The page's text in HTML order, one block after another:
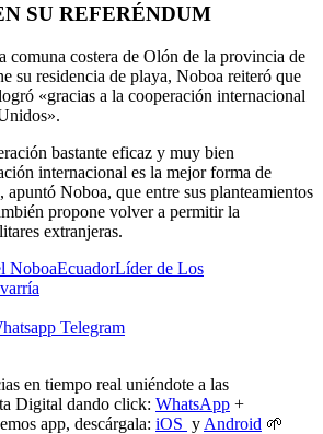
SU REFERÉNDUM
comuna costera de Olón de la provincia de
su residencia de playa, Noboa reiteró que
«gracias a la cooperación internacional
bastante eficaz y muy bien
internacional es la mejor forma de
apuntó Noboa, que entre sus planteamientos
propone volver a permitir la
extranjeras.
NoboaEcuadorLíder de Los
Telegram
en tiempo real uniéndote a las
Digital dando click: WhatsApp +
app, descárgala: iOS y Android 🌱